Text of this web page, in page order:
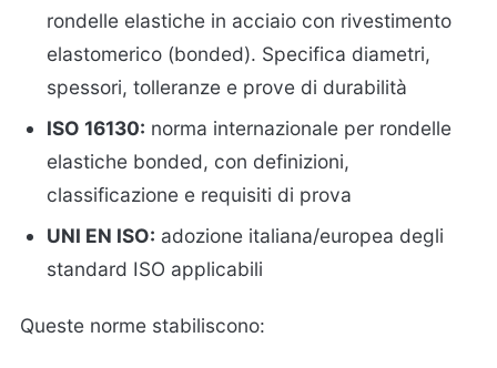
rondelle elastiche in acciaio con rivestimento
elastomerico (bonded). Specifica diametri,
spessori, tolleranze e prove di durabilità
ISO 16130: norma internazionale per rondelle
elastiche bonded, con definizioni,
classificazione e requisiti di prova
UNI EN ISO: adozione italiana/europea degli
standard ISO applicabili
Queste norme stabiliscono: